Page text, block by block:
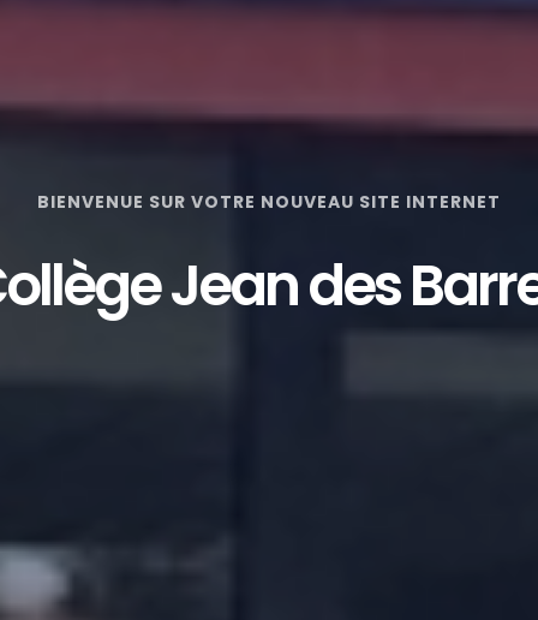
BIENVENUE SUR VOTRE NOUVEAU SITE INTERNET
Jean des